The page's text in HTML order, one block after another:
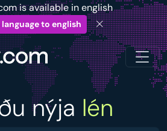
is available in english
to english
nýja lén